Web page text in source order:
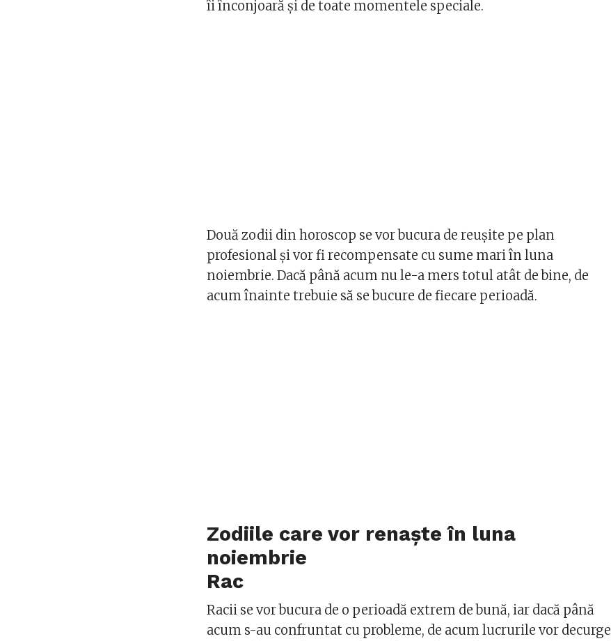
îi înconjoară și de toate momentele speciale.
Două zodii din horoscop se vor bucura de reușite pe plan
profesional și vor fi recompensate cu sume mari în luna
noiembrie. Dacă până acum nu le-a mers totul atât de bine, de
acum înainte trebuie să se bucure de fiecare perioadă.
Zodiile care vor renaște în luna
noiembrie
Rac
Racii se vor bucura de o perioadă extrem de bună, iar dacă până
acum s-au confruntat cu probleme, de acum lucrurile vor decurge